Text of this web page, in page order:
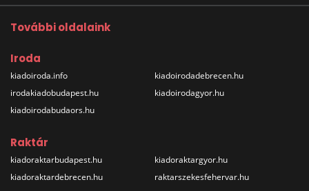
További oldalaink
Iroda
kiadoiroda.info
irodakiadobudapest.hu
kiadoirodabudaors.hu
kiadoirodadebrecen.hu
kiadoirodagyor.hu
Raktár
kiadoraktarbudapest.hu
kiadoraktardebrecen.hu
kiadoraktargyor.hu
raktarszekesfehervar.hu